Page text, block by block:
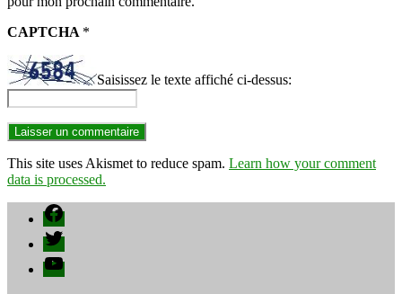
CAPTCHA *
Saisissez le texte affiché ci-dessus:
This site uses Akismet to reduce spam. Learn how your comment
data is processed.
Facebook
Twitter
YouTube